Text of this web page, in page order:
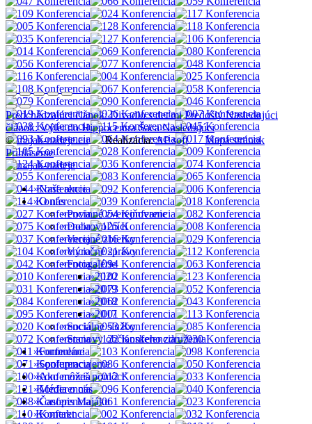
Predchádzajúci článok: Divadlo s deťmiPredošlý Nasledujúci
článok: Výlet do Hippocentra ŠacaNasledujúci
©majak-nadeje.euRealizácia:AP soft
Mapa stránok
Prihlásenie
Naše akcie
O nás
Povinné zverejňovanie
Dobrovoľníci
Verejné zbierky
Výročné správy
Fotogalérie
2020
2019
2018
2017
Sociálne služby
Stanovy občianskeho združenia
Formuláre
Spolupracujeme
Ako môžeš pomôcť
Média o nás
Časopis Majáku
Kontakt